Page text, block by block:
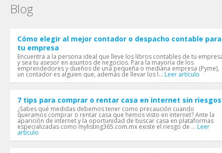
Blog
Cómo elegir al mejor contador o despacho contable para
tu empresa
Encuentra a la persona ideal que lleve los libros contables de tu
y sea tu asesor en asuntos de negocios. Para la mayoría de los
emprendedores y dueños de una pequeña o mediana empresa (Pyme),
un contador es alguien que, además de llevar los l... Leer artículo
7 tips para comprar o rentar casa en internet sin riesgos
¿Sabes qué medidas debemos tener como precaución cuando
queramos comprar o rentar casa que hemos visto en internet? Ante la
aparición de internet y la oportunidad de buscar casa en plataformas
especializadas como mylisting365.com.mx existe el riesgo de ... Leer
artículo